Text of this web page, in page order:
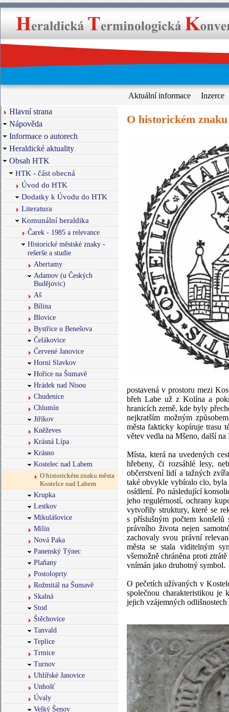
Aktuální informace
Inzerce
Hlavní strana
Nápověda
Informace o autorech
Heraldické aktuality
Obsah HTK
HTK - část obecná
Úvod do HTK
Dodatky k Úvodu do HTK
Literatura
Komunální heraldika
Čarek - 1985 a relevance
Historické městské znaky -
rešerše a studie
Abertamy
Adamov (u Českých
Budějovic)
Aš
Bílina
Blovice
Bystřice u Benešova
Čelákovice
Červené Janovice
Horní Slavkov
Hořice na Šumavě
Hrádek nad Nisou
Chudenice
Chlumín
Jiříkov
Kněževes
Krásná Lípa
Krásno
Kostelec nad Labem
O historickém znaku města
Kostelce nad Labem
Krupka
Lestkov
Mikulášovice
Milín
Nová Paka
Panenský Týnec
Plaňany
Postoloprty
Rožmitál na Šumavě
Skalná
Stod
Štěchovice
Tanvald
Teplice
Trmice
Turnov
Uhlířské Janovice
Unhošť
Úvaly
Velký Šenov
O historickém
postavená v prostoru mezi
břeh Labe už z Kolína a
hranicích země, kde byly
nejkratším možným
města fakticky kopíruje trasu
větev vedla na Mšeno, další
Místa, která na uvedených
hřebeny, či rozsáhlé lesy,
občerstvení lidí a tažných
také obvykle vybíralo clo, byla
osídlení. Po následující
jeho regulérností, ochrany
vytvořily struktury, které se
s příslušným počtem konšelů
právního života nejen
zachovaly svou právní
města se stala viditelným
všemožně chráněna proti
vnímán jako druhotný symbol.
O pečetích užívaných v
společnou charakteristikou
jejich vzájemných